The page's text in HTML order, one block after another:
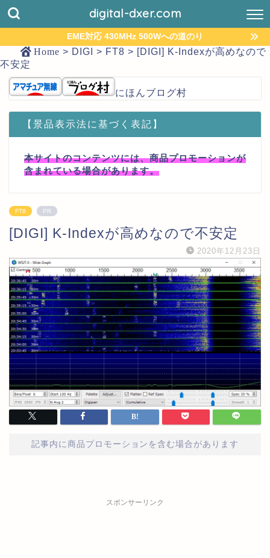
digital-dxer.com
EME対応 430MHz 500Wへの道のり
Home > DIGI > FT8 > [DIGI] K-Indexが高めなので
不安定
にほんブログ村
【景品表示法に基づく表記】
本サイトのコンテンツには、商品プロモーションが
含まれている場合があります。
FT8 PR
[DIGI] K-Indexが高めなので不安定
2020年12月23日
記事内に商品プロモーションを含む場合があります
スポンサーリンク